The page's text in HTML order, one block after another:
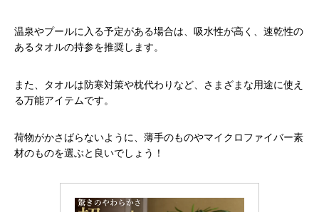
温泉やプールに入る予定がある場合は、吸水性が高く、速乾性の
あるタオルの持参を推奨します。
また、タオルは防寒対策や枕代わりなど、さまざまな用途に使え
る万能アイテムです。
荷物がかさばらないように、薄手のものやマイクロファイバー素
材のものを選ぶと良いでしょう！